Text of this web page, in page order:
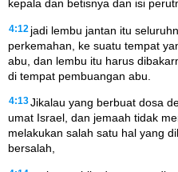
kepala dan betisnya dan isi
4:12 jadi lembu jantan itu
perkemahan, ke suatu tempat
abu, dan lembu itu harus
di tempat pembuangan abu.
4:13Jikalau yang berbuat dosa
umat Israel, dan jemaah tidak
melakukan salah satu hal yang
bersalah,